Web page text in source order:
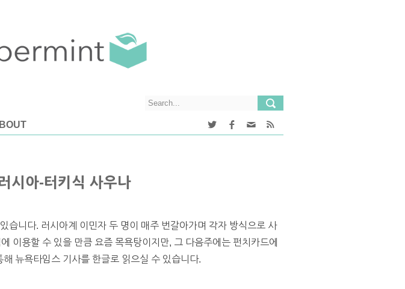
시아-터키식 사우나
습니다. 러시아계 이민자 두 명이 매주 번갈아가며 각자 방식으로 사
이용할 수 있을 만큼 요즘 목욕탕이지만, 그 다음주에는 펀치카드에
뉴욕타임스 기사를 한글로 읽으실 수 있습니다.